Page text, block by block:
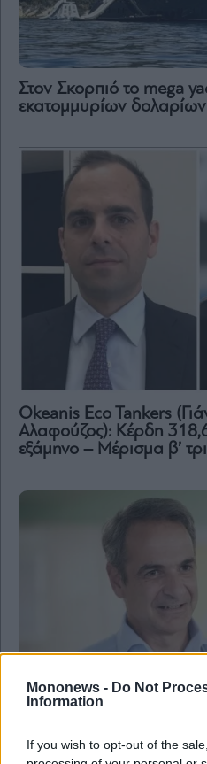
Mononews - Do Not
Information
If you wish to opt-out of the
Μετοχές
Αγορές
Trader's
book
Buy-
Χρηματιστηριακές
Ανακοινώσεις
Creative
Content
Reports
&
Branded
Content
Εγγραφείτε
στο
mononews.gr
Στον Σκορπιό το mega
εκατομμυρίων
Okeanis Eco Tankers
Αλαφούζος): Κέρδη
εξάμηνο – Μέρισμα β’